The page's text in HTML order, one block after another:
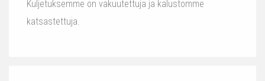
Kuljetuksemme on vakuutettuja ja kalustomme
katsastettuja.